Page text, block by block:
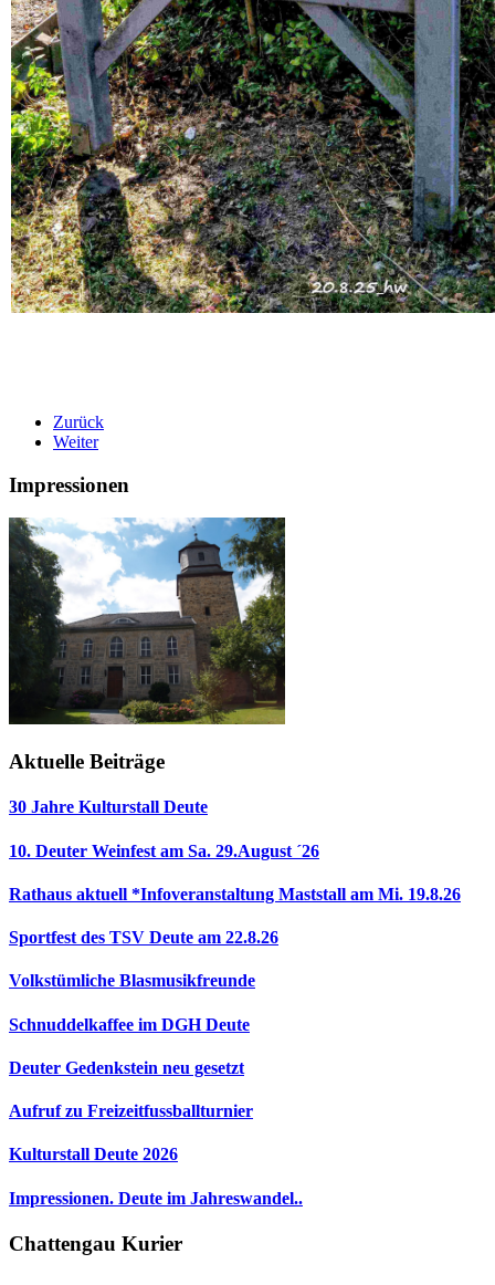
Zurück
Weiter
Impressionen
Aktuelle Beiträge
30 Jahre Kulturstall Deute
10. Deuter Weinfest am Sa. 29.August ´26
Rathaus aktuell *Infoveranstaltung Maststall am Mi. 19.8.26
Sportfest des TSV Deute am 22.8.26
Volkstümliche Blasmusikfreunde
Schnuddelkaffee im DGH Deute
Deuter Gedenkstein neu gesetzt
Aufruf zu Freizeitfussballturnier
Kulturstall Deute 2026
Impressionen. Deute im Jahreswandel..
Chattengau Kurier